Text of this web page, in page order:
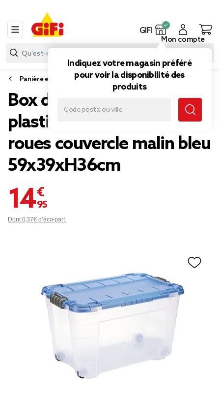
GIFI
Indiquez votre magasin préféré
pour voir la disponibilité des
produits
Mon compte
Panière et boîte de rangement
Box de rangement 60L
plastique transparent 4
roues couvercle malin bleu
59x39xH36cm
14,95 €
Dont 0,37€ d’éco-part